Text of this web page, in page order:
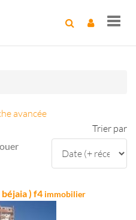
avancée
Trier par
) f4 immobilier